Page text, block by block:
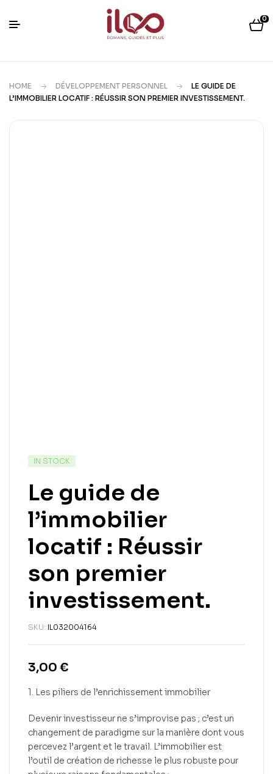
0
HOME DÉVELOPPEMENT PERSONNEL
LE GUIDE DE
L’IMMOBILIER LOCATIF : RÉUSSIR SON PREMIER INVESTISSEMENT.
IN STOCK
Le guide de
l’immobilier
locatif : Réussir
son premier
investissement.
SKU: IL032004164
3,00 €
1. Les piliers de l’enrichissement immobilier
Devenir investisseur ne s’improvise pas ; c’est un
changement de paradigme sur la manière dont vous
percevez l’argent et le travail. L’immobilier est
l’outil de création de richesse le plus robuste pour